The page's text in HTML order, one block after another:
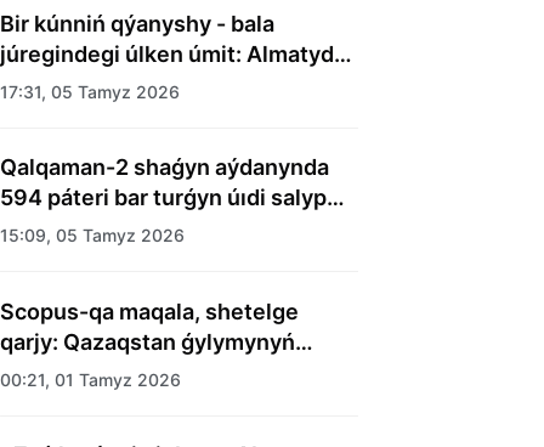
Bir kúnniń qýanyshy - bala
júregindegi úlken úmit: Almatyda
balalar úıiniń tárbıelenýshilerine
17:31, 05 Tamyz 2026
Qalqaman-2 shaǵyn aýdanynda
594 páteri bar turǵyn úıdi salyp
bitti
15:09, 05 Tamyz 2026
Scopus-qa maqala, shetelge
qarjy: Qazaqstan ǵylymynyń
esebi kimge kerek?
00:21, 01 Tamyz 2026